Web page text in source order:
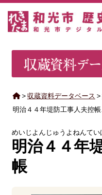
> 収蔵資料データベース >
明治４４年堤防工事人夫控帳
めいじよんじゅうよねんて
明治４４年
帳